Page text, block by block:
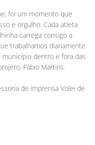
foi um momento que
e orgulho. Cada atleta
carrega consigo a
trabalhamos diariamente
dentro e fora das
Fábio Martins.
de imprensa Volei de